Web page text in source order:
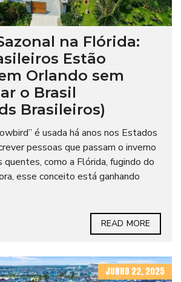
na Flórida:
Estão
Orlando sem
o Brasil
Brasileiros)
é usada há anos nos Estados
pessoas que passam o inverno
como a Flórida, fugindo do
esse conceito está ganhando
READ MORE
JUNHO 22, 2025